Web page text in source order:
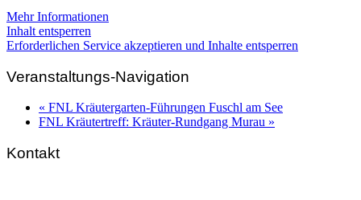
Mehr Informationen
Inhalt entsperren
Erforderlichen Service akzeptieren und Inhalte entsperren
Veranstaltungs-Navigation
« FNL Kräutergarten-Führungen Fuschl am See
FNL Kräutertreff: Kräuter-Rundgang Murau »
Kontakt